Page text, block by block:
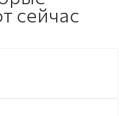
сейчас